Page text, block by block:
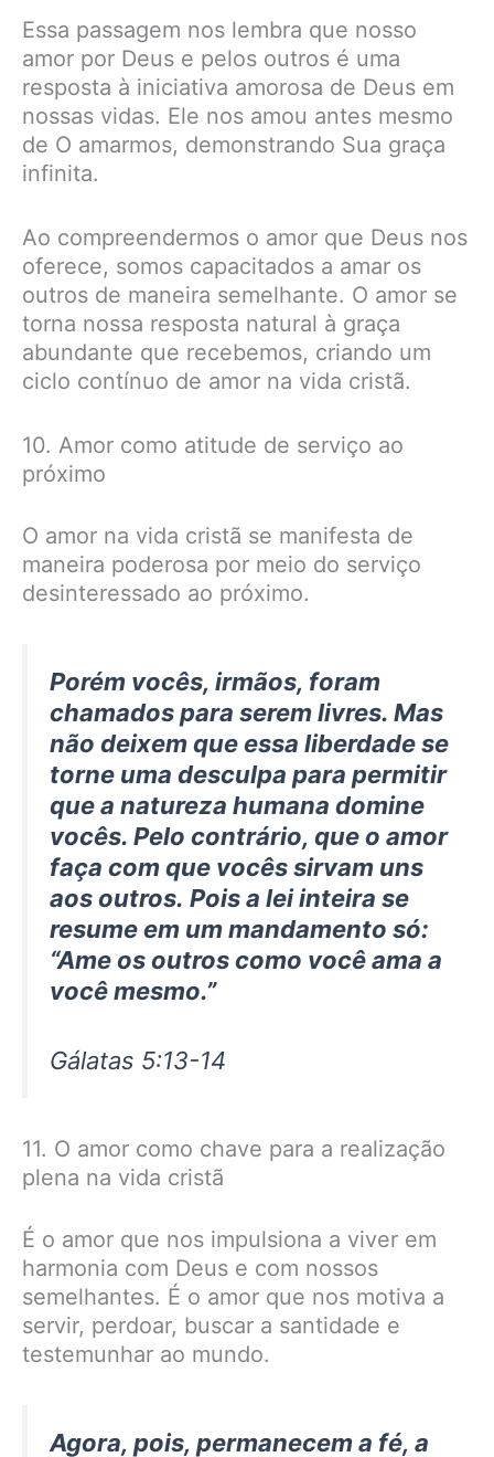
Essa passagem nos lembra que nosso
amor por Deus e pelos outros é uma
resposta à iniciativa amorosa de Deus em
nossas vidas. Ele nos amou antes mesmo
de O amarmos, demonstrando Sua graça
infinita.
Ao compreendermos o amor que Deus nos
oferece, somos capacitados a amar os
outros de maneira semelhante. O amor se
torna nossa resposta natural à graça
abundante que recebemos, criando um
ciclo contínuo de amor na vida cristã.
10. Amor como atitude de serviço ao
próximo
O amor na vida cristã se manifesta de
maneira poderosa por meio do serviço
desinteressado ao próximo.
Porém vocês, irmãos, foram
chamados para serem livres. Mas
não deixem que essa liberdade se
torne uma desculpa para permitir
que a natureza humana domine
vocês. Pelo contrário, que o amor
faça com que vocês sirvam uns
aos outros. Pois a lei inteira se
resume em um mandamento só:
“Ame os outros como você ama a
você mesmo.”
Gálatas 5:13-14
11. O amor como chave para a realização
plena na vida cristã
É o amor que nos impulsiona a viver em
harmonia com Deus e com nossos
semelhantes. É o amor que nos motiva a
servir, perdoar, buscar a santidade e
testemunhar ao mundo.
Agora, pois, permanecem a fé, a